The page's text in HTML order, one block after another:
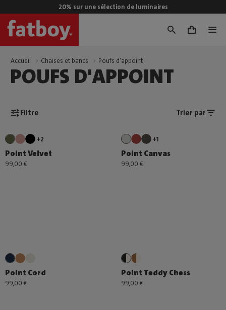
20% sur une sélection de luminaires
0
Accueil Chaises et bancs Poufs d'appoint
POUFS D'APPOINT
Filtre Trier par
+2
Point Velvet
99,00 €
+1
Point Canvas
99,00 €
Point Cord
99,00 €
Point Teddy Chess
99,00 €